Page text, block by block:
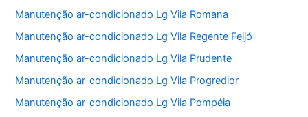
Manutenção ar-condicionado Lg Vila Romana
Manutenção ar-condicionado Lg Vila Regente Feijó
Manutenção ar-condicionado Lg Vila Prudente
Manutenção ar-condicionado Lg Vila Progredior
Manutenção ar-condicionado Lg Vila Pompéia